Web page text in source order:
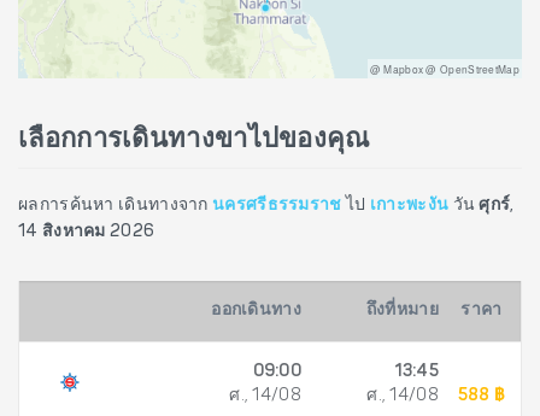
@ Mapbox @ OpenStreetMap
เลือกการเดินทางขาไปของคุณ
ผลการค้นหา เดินทางจาก นครศรีธรรมราช ไป เกาะพะงัน วันศุกร์,
14 สิงหาคม 2026
ออกเดินทาง ถึงที่หมาย ราคา
09:00
ศ., 14/08
13:45
ศ., 14/08
588 ฿